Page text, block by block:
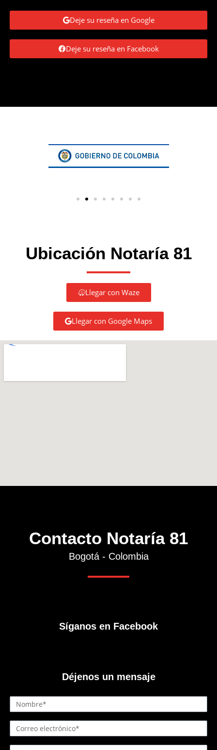
Deje su reseña en Google
Deje su reseña en Facebook
Ubicación Notaría 81
Llegar con Waze
Llegar con Google Maps
Contacto Notaría 81
Bogotá - Colombia
Síganos en Facebook
Déjenos un mensaje